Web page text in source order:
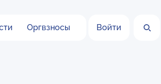
Оргвзносы Войти